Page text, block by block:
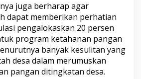
juga berharap agar
dapat memberikan perhatian
pengalokaskan 20 persen
program ketahanan pangan
banyak kesulitan yang
desa dalam merumuskan
pangan ditingkatan desa.